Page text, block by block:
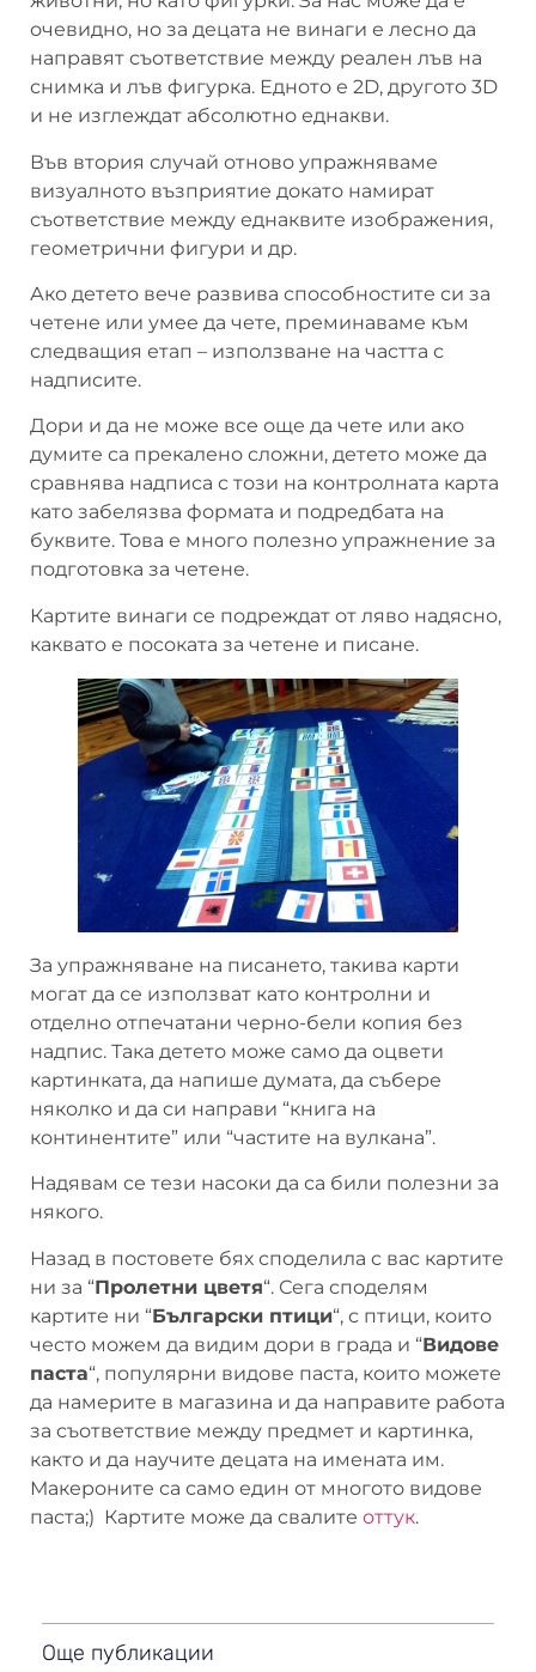
очевидно, но за децата не винаги е лесно да
направят съответствие между реален лъв на
снимка и лъв фигурка. Едното е 2D, другото 3D
и не изглеждат абсолютно еднакви.
Във втория случай отново упражняваме
визуалното възприятие докато намират
съответствие между еднаквите изображения,
геометрични фигури и др.
Ако детето вече развива способностите си за
четене или умее да чете, преминаваме към
следващия етап – използване на частта с
надписите.
Дори и да не може все още да чете или ако
думите са прекалено сложни, детето може да
сравнява надписа с този на контролната карта
като забелязва формата и подредбата на
буквите. Това е много полезно упражнение за
подготовка за четене.
Картите винаги се подреждат от ляво надясно,
каквато е посоката за четене и писане.
За упражняване на писането, такива карти
могат да се използват като контролни и
отделно отпечатани черно-бели копия без
надпис. Така детето може само да оцвети
картинката, да напише думата, да събере
няколко и да си направи “книга на
континентите” или “частите на вулкана”.
Надявам се тези насоки да са били полезни за
някого.
Назад в постовете бях споделила с вас картите
ни за “Пролетни цветя“. Сега споделям
картите ни “Български птици“, с птици, които
често можем да видим дори в града и “Видове
паста“, популярни видове паста, които можете
да намерите в магазина и да направите работа
за съответствие между предмет и картинка,
както и да научите децата на имената им.
Макероните са само един от многото видове
паста;) Картите може да свалите оттук.
Още публикации